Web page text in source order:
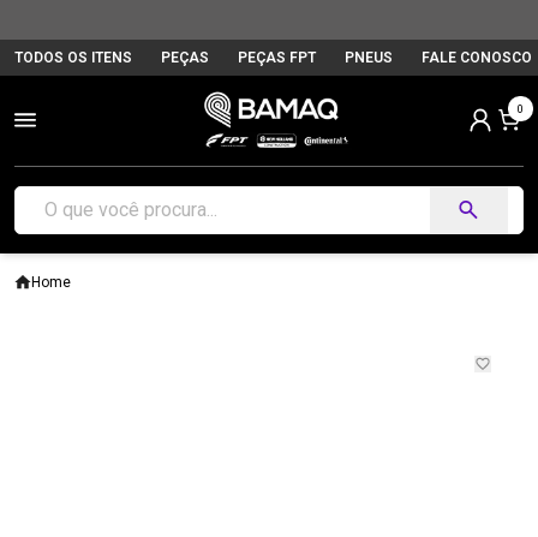
TODOS OS ITENS PEÇAS PEÇAS FPT PNEUS FALE CONOSCO
0
Home